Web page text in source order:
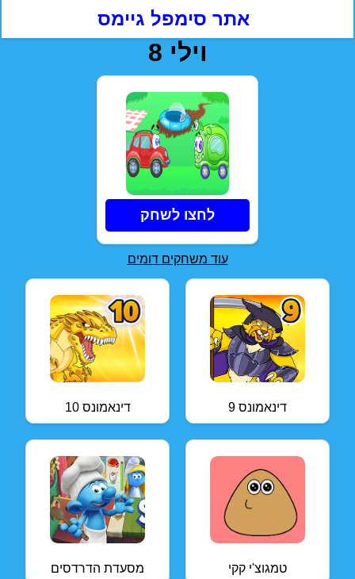
אתר סימפל גיימס
וילי 8
לחצו לשחק
עוד משחקים דומים
דינאמונס 10 דינאמונס 9
מסעדת הדרדסים טמגוצ'י קקי